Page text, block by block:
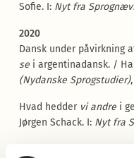
Sofie. I: Nyt fra
2020
Dansk under påvirkning
sei argentinadansk. /
(Nydanske Sprogstudier)
Hvad hedder vi andrei
Jørgen Schack. I: Nyt fra